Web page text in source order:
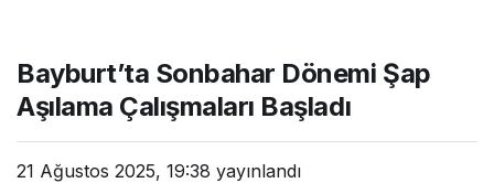
Bayburt’ta Sonbahar Dönemi Şap
Aşılama Çalışmaları Başladı
21 Ağustos 2025, 19:38 yayınlandı